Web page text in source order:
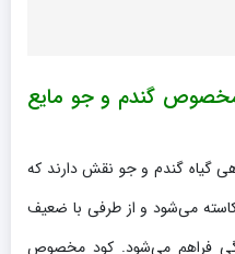
مخصوص گندم و جو مایع
گیاه گندم و جو نقش دارند که
می‌شود و از طرفی با ضعیف
فراهم می‌شود. کود مخصوص